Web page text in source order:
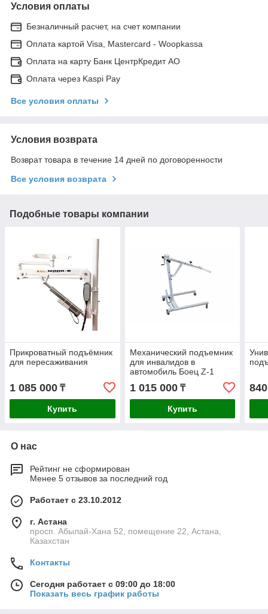
Условия оплаты
Безналичный расчет, на счет компании
Оплата картой Visa, Mastercard - Woopkassa
Оплата на карту Банк ЦентрКредит АО
Оплата через Kaspi Pay
Все условия оплаты
Условия возврата
Возврат товара в течение 14 дней по договоренности
Все условия возврата
Подобные товары компании
Прикроватный подъёмник
для пересаживания
1 085 000 ₸
Купить
Механический подъемник
для инвалидов в
автомобиль Боец Z-1
1 015 000₸
Купить
О нас
Рейтинг не сформирован
Менее 5 отзывов за последний год
Работает с 23.10.2012
г. Астана
просп. Абылай-Хана 52, помещение 22, Астана,
Казахстан
Контакты
Сегодня работает с 09:00 до 18:00
Показать весь график работы